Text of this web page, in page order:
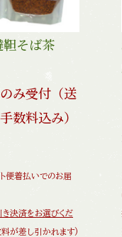
靼そば茶
み受付（送
数料込み）
便着払いでのお届
き決済をお選びくだ
が差し引かれます)